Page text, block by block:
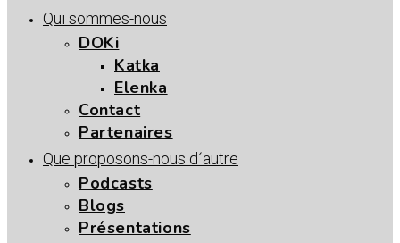
Qui sommes-nous
DOKi
Katka
Elenka
Contact
Partenaires
Que proposons-nous d´autre
Podcasts
Blogs
Présentations